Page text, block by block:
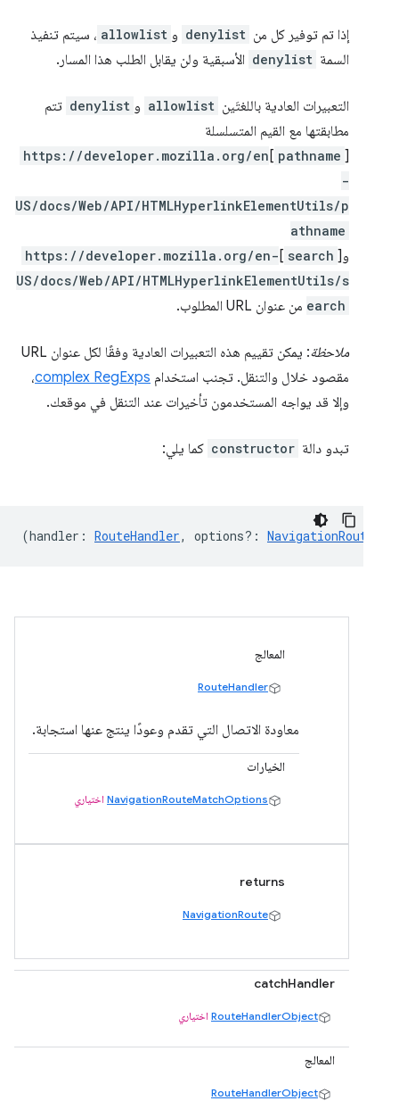
إذا تم توفير كل من denylist و allowlist ، سيتم تنفيذ
السمة denylist الأسبقية ولن يقابل الطلب هذا المسار.
التعبيرات العادية باللغتَين allowlist و denylist تتم
مطابقتها مع القيم المتسلسلة
[
pathname
]
https://developer.mozilla.org/en
-
US/docs/Web/API/HTMLHyperlinkElementUtils/p
athname
و[ search
]
https://developer.mozilla.org/en-
US/docs/Web/API/HTMLHyperlinkElementUtils/s
earch من عنوان URL المطلوب.
ملاحظة
: يمكن تقييم هذه التعبيرات العادية وفقًا لكل عنوان URL
مقصود خلال والتنقل. تجنب استخدام complex RegExps،
وإلا قد يواجه المستخدمون تأخيرات عند التنقل في موقعك.
تبدو دالة constructor كما يلي:
(handler : RouteHandler, options? :
المعالج
RouteHandler
معاودة الاتصال التي تقدم وعودًا ينتج عنها استجابة.
الخيارات
NavigationRouteMatchOptions اختياري
returns
NavigationRoute
catchHandler
RouteHandlerObject اختياري
المعالج
RouteHandlerObject